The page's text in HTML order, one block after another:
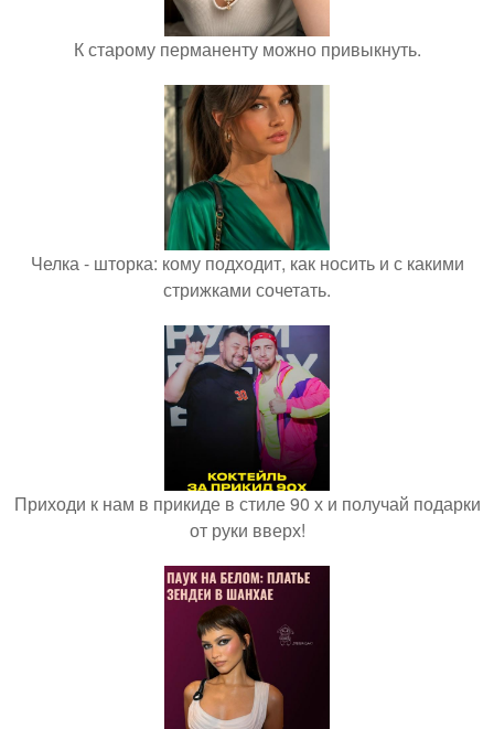
К старому перманенту можно привыкнуть.
Челка - шторка: кому подходит, как носить и с какими
стрижками сочетать.
Приходи к нам в прикиде в стиле 90 х и получай подарки
от руки вверх!